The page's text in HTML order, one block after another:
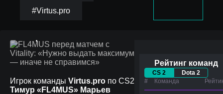
#Virtus.pro
FL4MUS перед матчем с
Vitality: «Нужно выдать
Игрок команды Virtus.pro по CS2
Тимур «FL4MUS» Марьев
Рейтинг команд
CS 2
Dota 2
#
Команда